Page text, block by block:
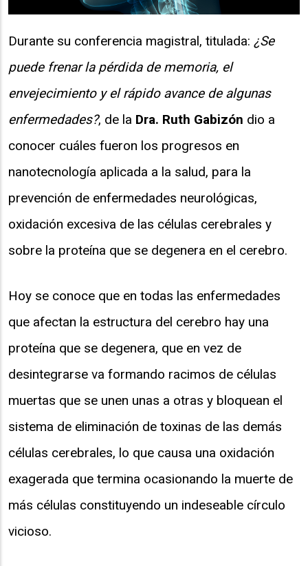
Durante su conferencia magistral, titulada: ¿Se
puede frenar la pérdida de memoria, el
envejecimiento y el rápido avance de algunas
enfermedades?, de la Dra. Ruth Gabizón dio a
conocer cuáles fueron los progresos en
nanotecnología aplicada a la salud, para la
prevención de enfermedades neurológicas,
oxidación excesiva de las células cerebrales y
sobre la proteína que se degenera en el cerebro.
Hoy se conoce que en todas las enfermedades
que afectan la estructura del cerebro hay una
proteína que se degenera, que en vez de
desintegrarse va formando racimos de células
muertas que se unen unas a otras y bloquean el
sistema de eliminación de toxinas de las demás
células cerebrales, lo que causa una oxidación
exagerada que termina ocasionando la muerte de
más células constituyendo un indeseable círculo
vicioso.